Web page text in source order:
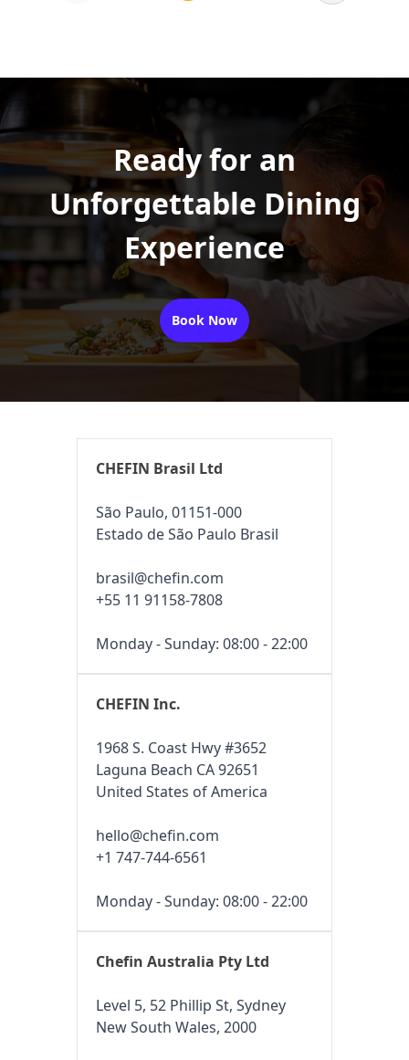
Ready for an
Unforgettable Dining
Experience
Book Now
CHEFIN Brasil Ltd
São Paulo, 01151-000
Estado de São Paulo Brasil
brasil@chefin.com
+55 11 91158-7808
Monday - Sunday: 08:00 - 22:00
CHEFIN Inc.
1968 S. Coast Hwy #3652
Laguna Beach CA 92651
United States of America
hello@chefin.com
+1 747-744-6561
Monday - Sunday: 08:00 - 22:00
Chefin Australia Pty Ltd
Level 5, 52 Phillip St, Sydney
New South Wales, 2000